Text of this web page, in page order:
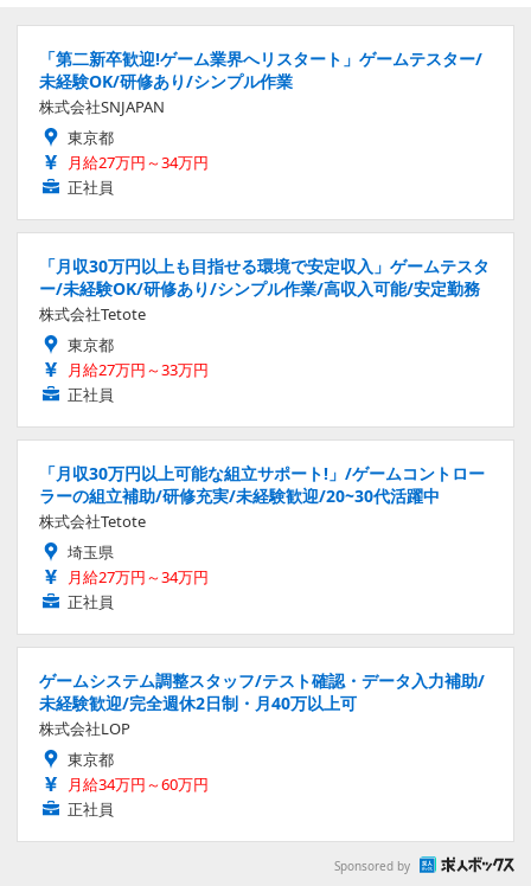
「第二新卒歓迎!ゲーム業界へリスタート」ゲームテスター/
未経験OK/研修あり/シンプル作業
株式会社SNJAPAN
東京都
月給27万円～34万円
正社員
「月収30万円以上も目指せる環境で安定収入」ゲームテスタ
ー/未経験OK/研修あり/シンプル作業/高収入可能/安定勤務
株式会社Tetote
東京都
月給27万円～33万円
正社員
「月収30万円以上可能な組立サポート!」/ゲームコントロー
ラーの組立補助/研修充実/未経験歓迎/20~30代活躍中
株式会社Tetote
埼玉県
月給27万円～34万円
正社員
ゲームシステム調整スタッフ/テスト確認・データ入力補助/
未経験歓迎/完全週休2日制・月40万以上可
株式会社LOP
東京都
月給34万円～60万円
正社員
Sponsored by